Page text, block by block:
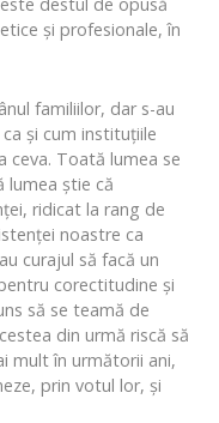
şi profesionale, în
familiilor, dar s-au
şi cum instituţiile
ceva. Toată lumea se
lumea ştie că
ridicat la rang de
noastre ca
curajul să facă un
corectitudine şi
să se teamă de
din urmă riscă să
mult în următorii ani,
prin votul lor, şi